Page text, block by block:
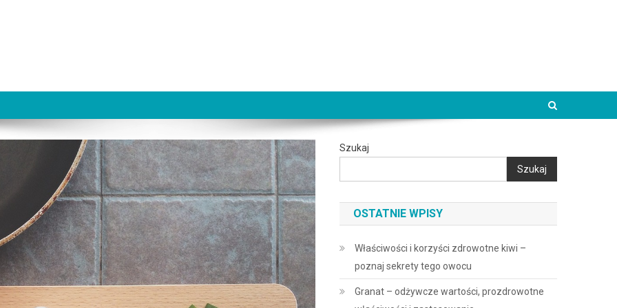
Szukaj
Szukaj
OSTATNIE WPISY
Właściwości i korzyści zdrowotne kiwi –
poznaj sekrety tego owocu
Granat – odżywcze wartości, prozdrowotne